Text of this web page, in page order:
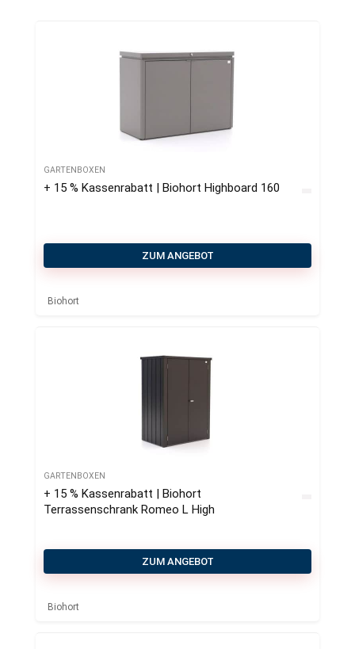
GARTENBOXEN
+ 15 % Kassenrabatt | Biohort Highboard 160
ZUM ANGEBOT
Biohort
GARTENBOXEN
+ 15 % Kassenrabatt | Biohort
Terrassenschrank Romeo L High
ZUM ANGEBOT
Biohort